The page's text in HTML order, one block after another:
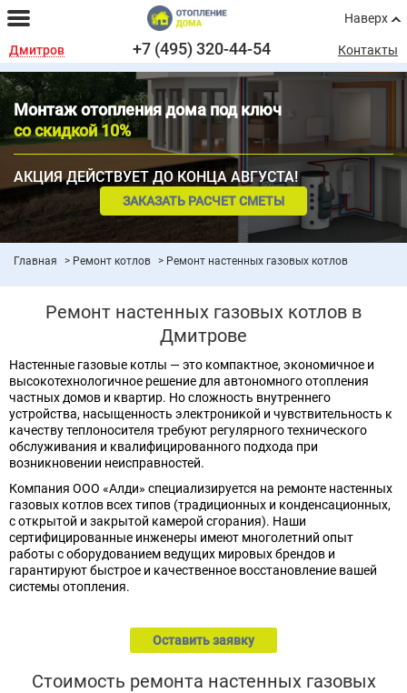
Наверх
Дмитров +7 (495) 320-44-54 Контакты
Монтаж отопления дома под ключ
со скидкой 10%
АКЦИЯ ДЕЙСТВУЕТ ДО КОНЦА АВГУСТА!
ЗАКАЗАТЬ РАСЧЕТ СМЕТЫ
Главная Ремонт котлов Ремонт настенных газовых котлов
Ремонт настенных газовых котлов в
Дмитрове
Настенные газовые котлы — это компактное, экономичное и
высокотехнологичное решение для автономного отопления
частных домов и квартир. Но сложность внутреннего
устройства, насыщенность электроникой и чувствительность к
качеству теплоносителя требуют регулярного технического
обслуживания и квалифицированного подхода при
возникновении неисправностей.
Компания ООО «Алди» специализируется на ремонте настенных
газовых котлов всех типов (традиционных и конденсационных,
с открытой и закрытой камерой сгорания). Наши
сертифицированные инженеры имеют многолетний опыт
работы с оборудованием ведущих мировых брендов и
гарантируют быстрое и качественное восстановление вашей
системы отопления.
Оставить заявку
Стоимость ремонта настенных газовых